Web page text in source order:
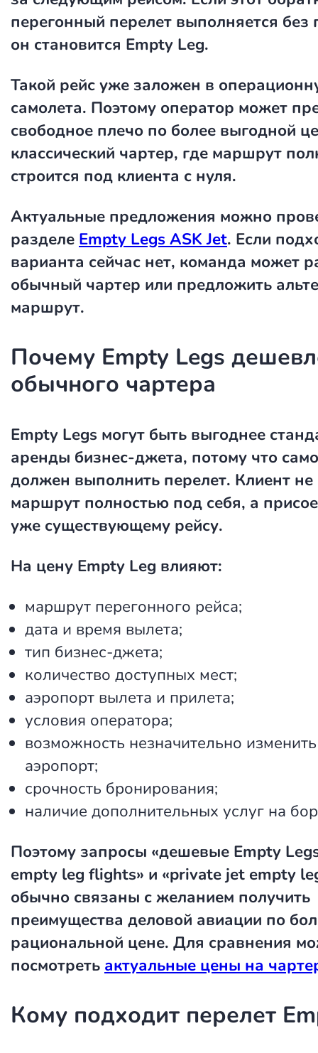
перегонный перелет выполняется без
он становится Empty Leg.
Такой рейс уже заложен в
самолета. Поэтому оператор может
свободное плечо по более выгодной
классический чартер, где маршрут
строится под клиента с нуля.
Актуальные предложения можно
разделе Empty Legs ASK Jet. Если
варианта сейчас нет, команда может
обычный чартер или предложить
маршрут.
Почему Empty Legs
обычного чартера
Empty Legs могут быть выгоднее
аренды бизнес-джета, потому что
должен выполнить перелет. Клиент
маршрут полностью под себя, а
уже существующему рейсу.
На цену Empty Leg влияют:
маршрут перегонного рейса;
дата и время вылета;
тип бизнес-джета;
количество доступных мест;
аэропорт вылета и прилета;
условия оператора;
возможность незначительно
аэропорт;
срочность бронирования;
наличие дополнительных услуг на
Поэтому запросы «дешевые Empty
empty leg flights» и «private jet empty
обычно связаны с желанием получить
преимущества деловой авиации по
рациональной цене. Для сравнения
посмотреть актуальные цены на
Кому подходит перелет